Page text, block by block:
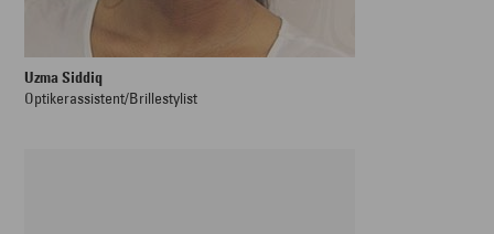
Uzma Siddiq
Optikerassistent/Brillestylist